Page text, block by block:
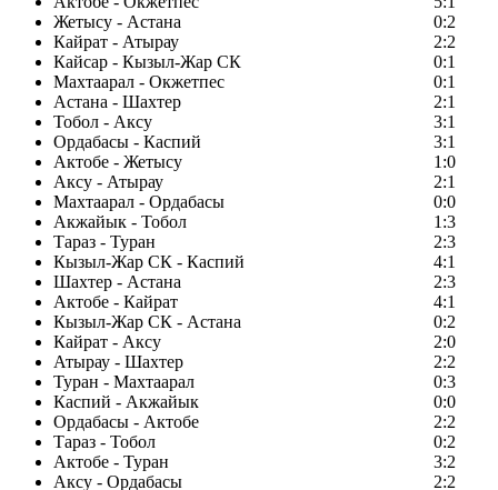
Жетысу - Астана
0:2
Кайрат - Атырау
2:2
Кайсар - Кызыл-Жар СК
0:1
Махтаарал - Окжетпес
0:1
Астана - Шахтер
2:1
Тобол - Аксу
3:1
Ордабасы - Каспий
3:1
Актобе - Жетысу
1:0
Аксу - Атырау
2:1
Махтаарал - Ордабасы
0:0
Акжайык - Тобол
1:3
Тараз - Туран
2:3
Кызыл-Жар СК - Каспий
4:1
Шахтер - Астана
2:3
Актобе - Кайрат
4:1
Кызыл-Жар СК - Астана
0:2
Кайрат - Аксу
2:0
Атырау - Шахтер
2:2
Туран - Махтаарал
0:3
Каспий - Акжайык
0:0
Ордабасы - Актобе
2:2
Тараз - Тобол
0:2
Актобе - Туран
3:2
Аксу - Ордабасы
2:2